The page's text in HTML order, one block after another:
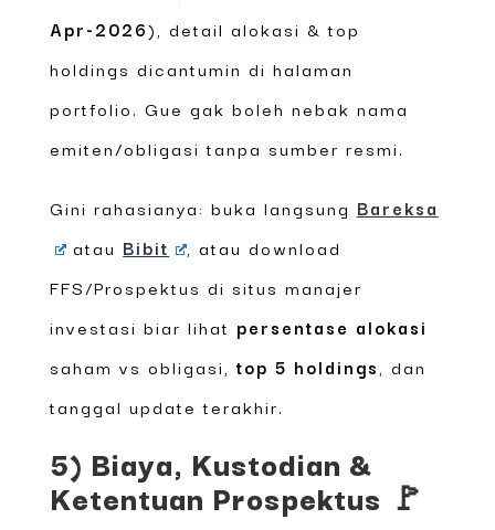
Apr-2026), detail alokasi & top
holdings dicantumin di halaman
portfolio. Gue gak boleh nebak nama
emiten/obligasi tanpa sumber resmi.
Gini rahasianya: buka langsung Bareksa
atau Bibit
, atau download
FFS/Prospektus di situs manajer
investasi biar lihat persentase alokasi
saham vs obligasi,top 5 holdings , dan
tanggal update terakhir.
5) Biaya, Kustodian &
Ketentuan Prospektus 🚩